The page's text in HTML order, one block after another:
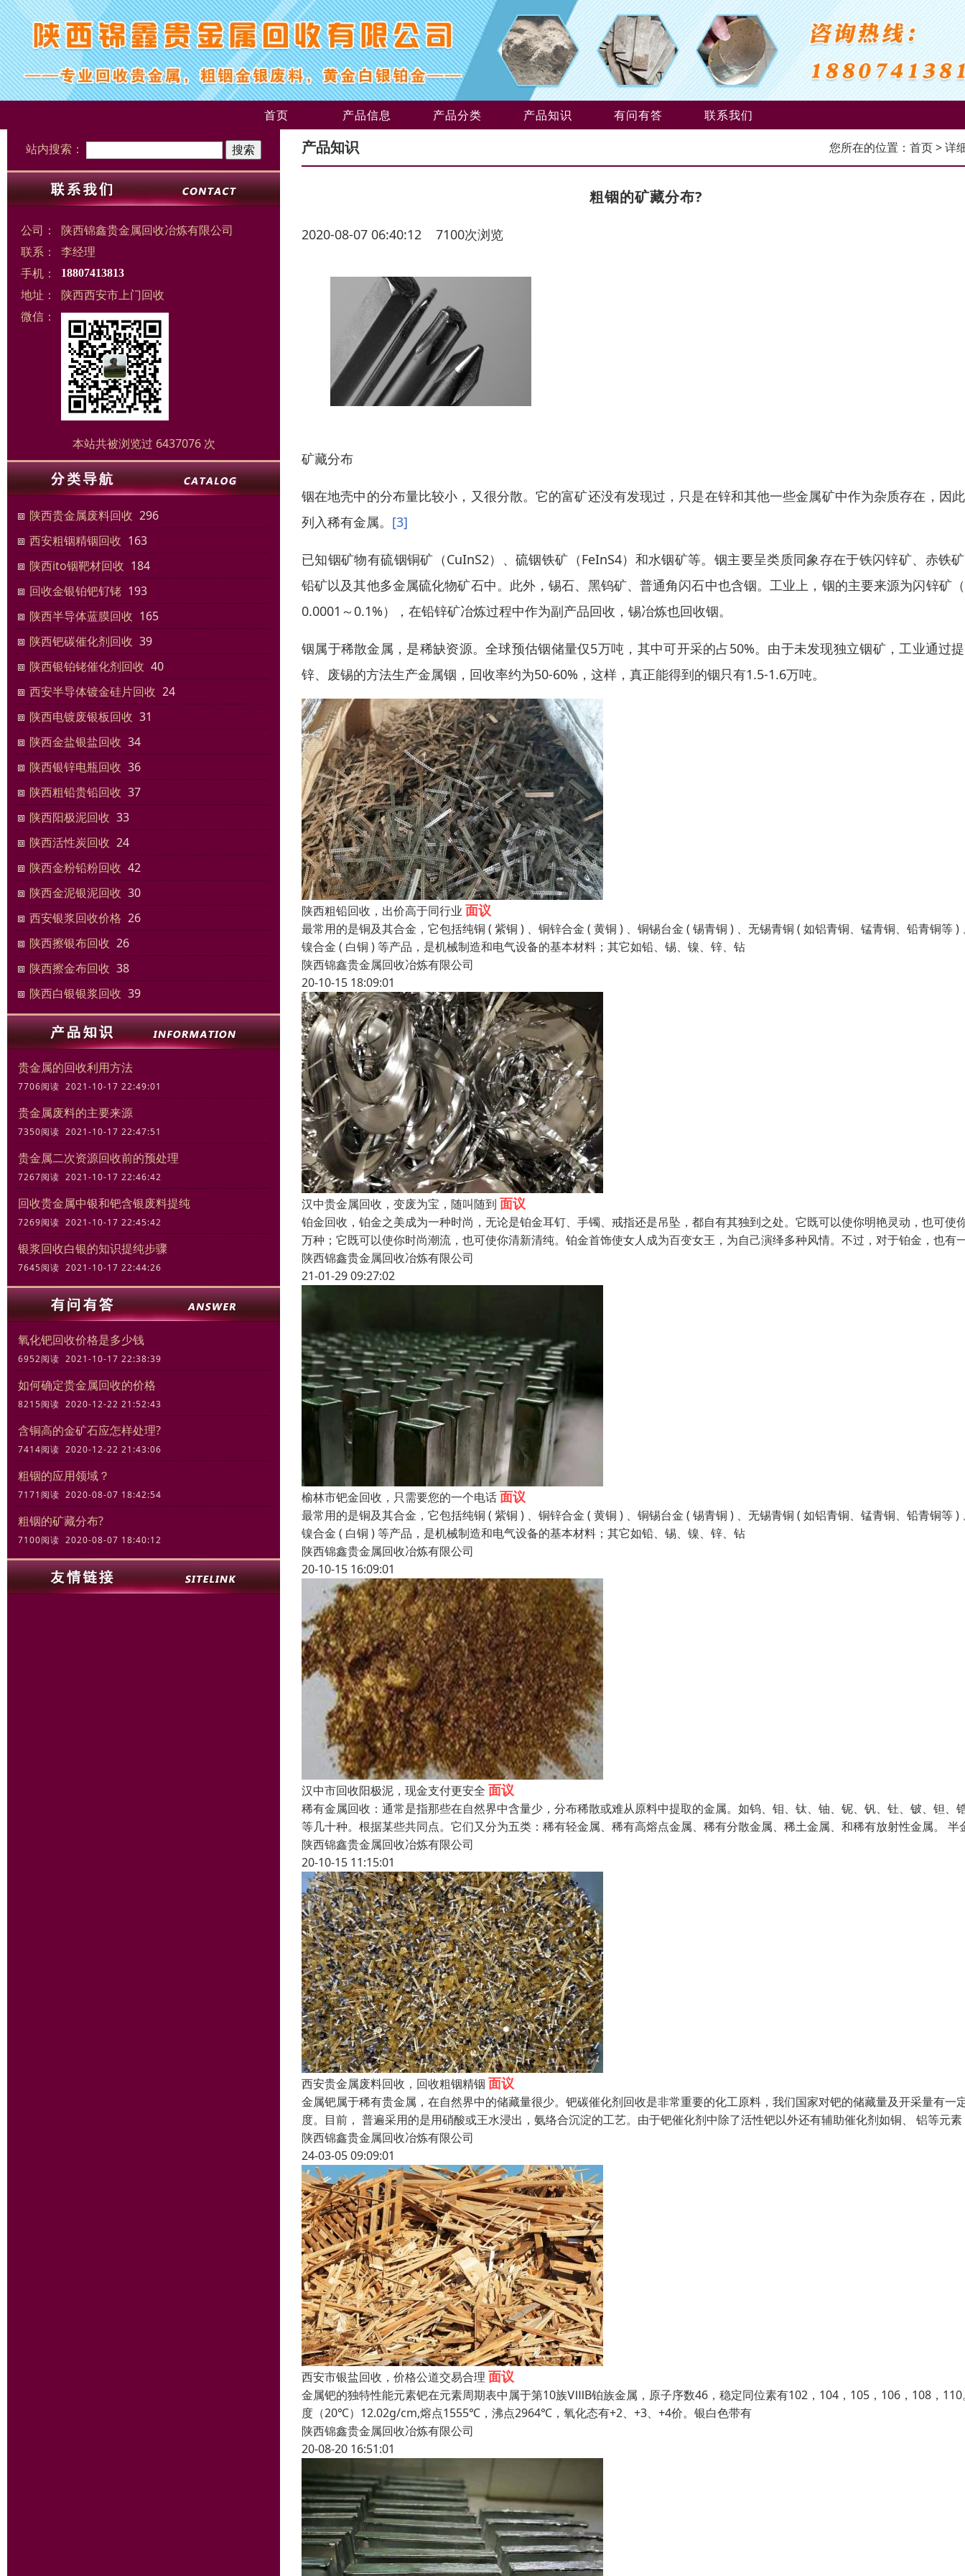
首页 产品信息 产品分类 产品知识 有问有答 联系我们
站内搜索：
公司：
陕西锦鑫贵金属回收冶炼有限公司
联系：
李经理
手机：
18807413813
地址：
陕西西安市上门回收
微信：
本站共被浏览过 6437076 次
陕西贵金属废料回收 296
西安粗铟精铟回收 163
陕西ito铟靶材回收 184
回收金银铂钯钌铑 193
陕西半导体蓝膜回收 165
陕西钯碳催化剂回收 39
陕西银铂铑催化剂回收 40
西安半导体镀金硅片回收 24
陕西电镀废银板回收 31
陕西金盐银盐回收 34
陕西银锌电瓶回收 36
陕西粗铅贵铅回收 37
陕西阳极泥回收 33
陕西活性炭回收 24
陕西金粉铅粉回收 42
陕西金泥银泥回收 30
西安银浆回收价格 26
陕西擦银布回收 26
陕西擦金布回收 38
陕西白银银浆回收 39
贵金属的回收利用方法
7706阅读 2021-10-17 22:49:01
贵金属废料的主要来源
7350阅读 2021-10-17 22:47:51
贵金属二次资源回收前的预处理
7267阅读 2021-10-17 22:46:42
回收贵金属中银和钯含银废料提纯
7269阅读 2021-10-17 22:45:42
银浆回收白银的知识提纯步骤
7645阅读 2021-10-17 22:44:26
氧化钯回收价格是多少钱
6952阅读 2021-10-17 22:38:39
如何确定贵金属回收的价格
8215阅读 2020-12-22 21:52:43
含铜高的金矿石应怎样处理?
7414阅读 2020-12-22 21:43:06
粗铟的应用领域？
7171阅读 2020-08-07 18:42:54
粗铟的矿藏分布?
7100阅读 2020-08-07 18:40:12
产品知识 您所在的位置： 首页> 详
粗铟的矿藏分布?
2020-08-07 06:40:12 7100次浏览
矿藏分布
铟在地壳中的分布量比较小，又很分散。它的富矿还没有发现过，只是在锌和其他一些金属矿中作为杂质存在，因
列入稀有金属。 [3]
已知铟矿物有硫铟铜矿（CuInS2）、硫铟铁矿（FeInS4）和水铟矿等。铟主要呈类质同象存在于铁闪锌矿、赤铁
铅矿以及其他多金属硫化物矿石中。此外，锡石、黑钨矿、普通角闪石中也含铟。工业上，铟的主要来源为闪锌矿
0.0001～0.1%），在铅锌矿冶炼过程中作为副产品回收，锡冶炼也回收铟。
铟属于稀散金属，是稀缺资源。全球预估铟储量仅5万吨，其中可开采的占50%。由于未发现独立铟矿，工业通过
锌、废锡的方法生产金属铟，回收率约为50-60%，这样，真正能得到的铟只有1.5-1.6万吨。
陕西粗铅回收，出价高于同行业 面议
最常用的是铜及其合金，它包括纯铜 ( 紫铜 ) 、铜锌合金 ( 黄铜 ) 、铜锡台金 ( 锡青铜 ) 、无锡青铜 ( 如铝青铜、锰青铜、铅青铜等 )
镍合金 ( 白铜 ) 等产品，是机械制造和电气设备的基本材料；其它如铅、锡、镍、锌、钻
陕西锦鑫贵金属回收冶炼有限公司
20-10-15 18:09:01
汉中贵金属回收，变废为宝，随叫随到 面议
铂金回收，铂金之美成为一种时尚，无论是铂金耳钉、手镯、戒指还是吊坠，都自有其独到之处。它既可以使你明艳灵动，也可使
万种；它既可以使你时尚潮流，也可使你清新清纯。铂金首饰使女人成为百变女王，为自己演绎多种风情。不过，对于铂金，也有
陕西锦鑫贵金属回收冶炼有限公司
21-01-29 09:27:02
榆林市钯金回收，只需要您的一个电话面议
最常用的是铜及其合金，它包括纯铜 ( 紫铜 ) 、铜锌合金 ( 黄铜 ) 、铜锡台金 ( 锡青铜 ) 、无锡青铜 ( 如铝青铜、锰青铜、铅青铜等 )
镍合金 ( 白铜 ) 等产品，是机械制造和电气设备的基本材料；其它如铅、锡、镍、锌、钻
陕西锦鑫贵金属回收冶炼有限公司
20-10-15 16:09:01
汉中市回收阳极泥，现金支付更安全 面议
稀有金属回收：通常是指那些在自然界中含量少，分布稀散或难从原料中提取的金属。如钨、钼、钛、铀、铌、钒、钍、铍、钽、
等几十种。根据某些共同点。它们又分为五类：稀有轻金属、稀有高熔点金属、稀有分散金属、稀土金属、和稀有放射性金属。 半
陕西锦鑫贵金属回收冶炼有限公司
20-10-15 11:15:01
西安贵金属废料回收，回收粗铟精铟 面议
金属钯属于稀有贵金属，在自然界中的储藏量很少。钯碳催化剂回收是非常重要的化工原料，我们国家对钯的储藏量及开采量有一
度。目前， 普遍采用的是用硝酸或王水浸出，氨络合沉淀的工艺。由于钯催化剂中除了活性钯以外还有辅助催化剂如铜、 铝等元
陕西锦鑫贵金属回收冶炼有限公司
24-03-05 09:09:01
西安市银盐回收，价格公道交易合理 面议
金属钯的独特性能元素钯在元素周期表中属于第10族ⅧB铂族金属，原子序数46，稳定同位素有102，104，105，106，108，110
度（20℃）12.02g/cm,熔点1555℃，沸点2964℃，氧化态有+2、+3、+4价。银白色带有
陕西锦鑫贵金属回收冶炼有限公司
20-08-20 16:51:01